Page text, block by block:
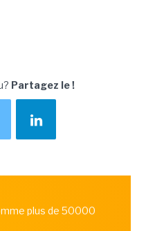
Partagez le !
plus de 50000